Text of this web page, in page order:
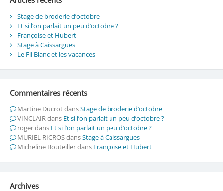
Stage de broderie d’octobre
Et si l’on parlait un peu d’octobre ?
Françoise et Hubert
Stage à Caissargues
Le Fil Blanc et les vacances
Commentaires récents
Martine DucrotdansStage de broderie d’octobre
VINCLAIRdans Et si l’on parlait un peu d’octobre ?
rogerdans Et si l’on parlait un peu d’octobre ?
MURIEL RICROSdansStage à Caissargues
Micheline Bouteillerdans Françoise et Hubert
Archives